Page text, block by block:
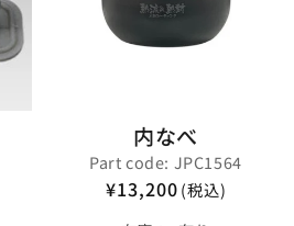
内なべ
Part code: JPC1564
¥13,200(税込)